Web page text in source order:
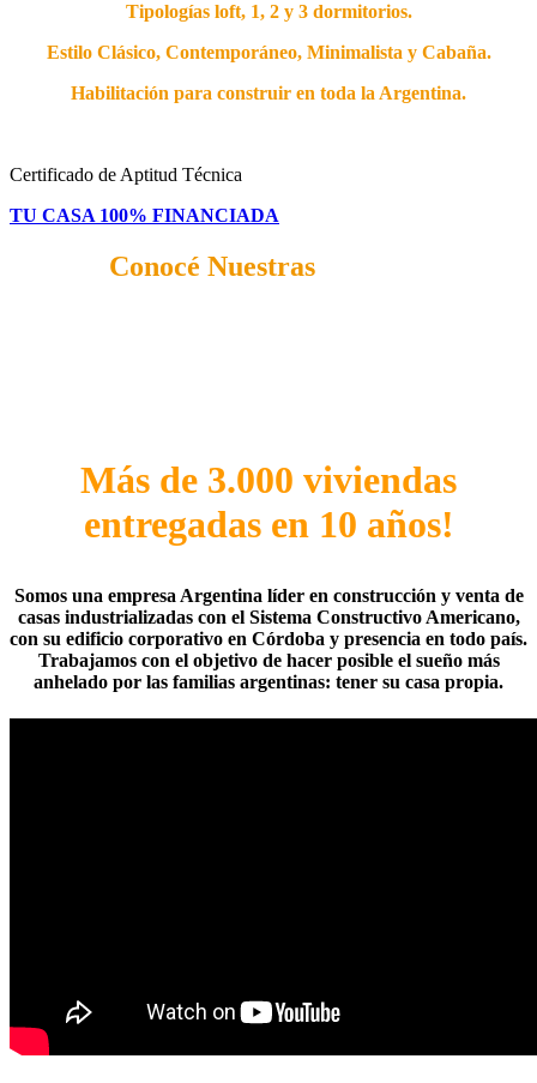
Tipologías loft, 1, 2 y 3 dormitorios.
Estilo Clásico, Contemporáneo, Minimalista y Cabaña.
Habilitación para construir en toda la Argentina.
Certificado de Aptitud Técnica
TU CASA 100% FINANCIADA
Conocé Nuestras
Más de 3.000 viviendas
entregadas en 10 años!
Somos una empresa Argentina líder en construcción y venta de
casas industrializadas con el Sistema Constructivo Americano,
con su edificio corporativo en Córdoba y presencia en todo país.
Trabajamos con el objetivo de hacer posible el sueño más
anhelado por las familias argentinas: tener su casa propia.